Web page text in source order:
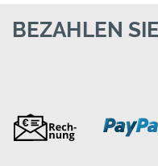
BEZAHLEN